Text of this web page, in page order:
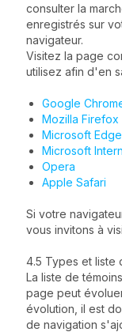
consulter la
enregistrés sur
navigateur.
Visitez la page
utilisez afin d'en
Google
Mozilla Firefox
Microsoft Edge
Microsoft
Opera
Apple Safari
Si votre
vous invitons à
4.5 Types et liste
La liste de
page peut
évolution, il est
de navigation